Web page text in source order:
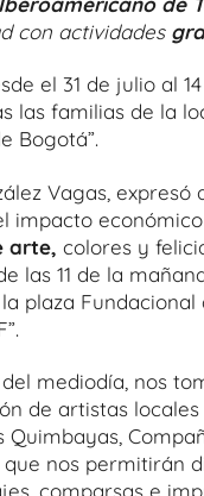
con actividades
el 31 de julio al
las familias de la
Bogotá”.
Vagas,
impacto
arte, colores y
las 11 de la
plaza
mediodía, nos
de artistas
que nos
comparsas e